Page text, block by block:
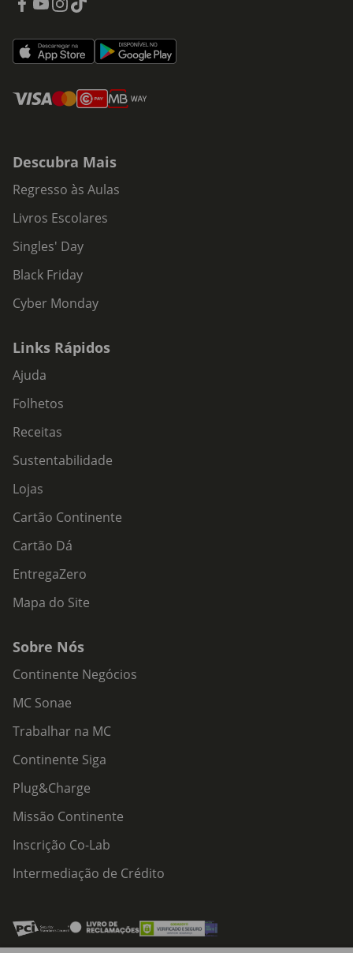
Descubra Mais
Regresso às Aulas
Livros Escolares
Singles' Day
Black Friday
Cyber Monday
Links Rápidos
Ajuda
Folhetos
Receitas
Sustentabilidade
Lojas
Cartão Continente
Cartão Dá
EntregaZero
Mapa do Site
Sobre Nós
Continente Negócios
MC Sonae
Trabalhar na MC
Continente Siga
Plug&Charge
Missão Continente
Inscrição Co-Lab
Intermediação de Crédito